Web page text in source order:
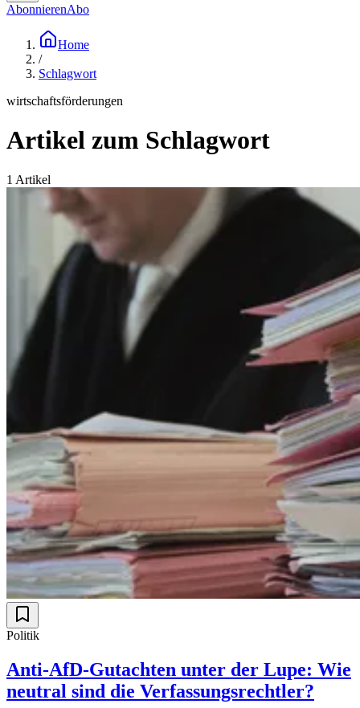
AbonnierenAbo
Home
/
Schlagwort
wirtschaftsförderungen
Artikel zum Schlagwort
1 Artikel
Politik
Anti-AfD-Gutachten unter der Lupe: Wie
neutral sind die Verfassungsrechtler?